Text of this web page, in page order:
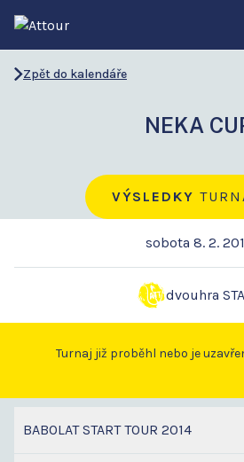
Zpět do kalendáře
NEKA
VÝSLEDKY
sobota 8. 2.
dvouhra
Turnaj již proběhl nebo je
BABOLAT START TOUR 2014